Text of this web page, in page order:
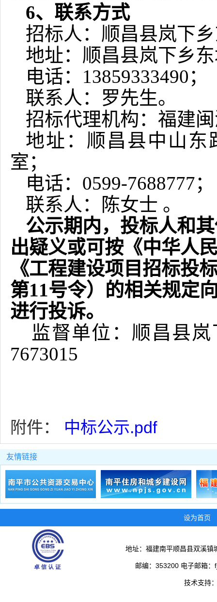
6、联系方式
招标人： 顺昌县岚下
地址： 顺昌县岚下乡
电话： 13859333490；
联系人： 罗先生。
招标代理机构：福建
地址： 顺昌县中山东
室；
电话： 0599-7688777；
联系人：
陈女士 。
公示期内，投标人和
出疑义或可按《中华人
《工程建设项目招标投
第11号令）的相关规定
进行投诉。
监督单位： 顺昌县
7673015
附件： 中标公示.pdf
友情链接
设为首页
地址：福建南平顺昌县双溪
邮编：353200 电子邮箱
技术支持